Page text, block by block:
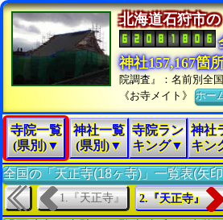
北海道石狩市
神社157,167箇
院調査』：名前別全
《お寺メイト》ホー
寺院一覧
(県別)▼
神社一覧
(県別)▼
寺院ラン
キング▼
神社
キン
全国の「天正寺(18ヶ寺)」一覧表(矢
1.『天正寺』 2.『天正寺』